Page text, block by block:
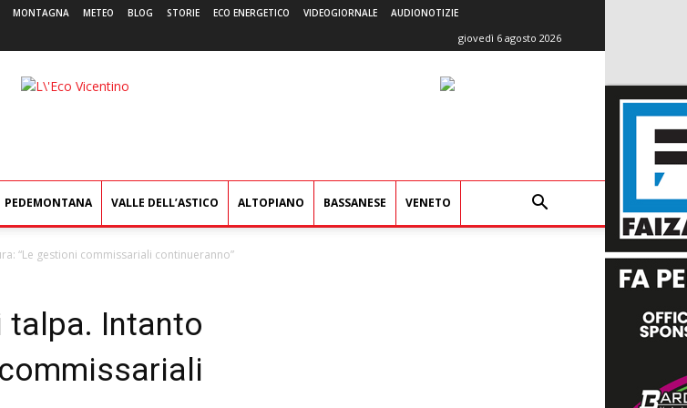
MONTAGNA METEO BLOG STORIE ECO ENERGETICO VIDEOGIORNALE AUDIONOTIZIE
giovedì 6 agosto 2026
L'Eco
PEDEMONTANA VALLE DELL’ASTICO ALTOPIANO BASSANESE VENETO
“Le gestioni commissariali continueranno”
talpa. Intanto